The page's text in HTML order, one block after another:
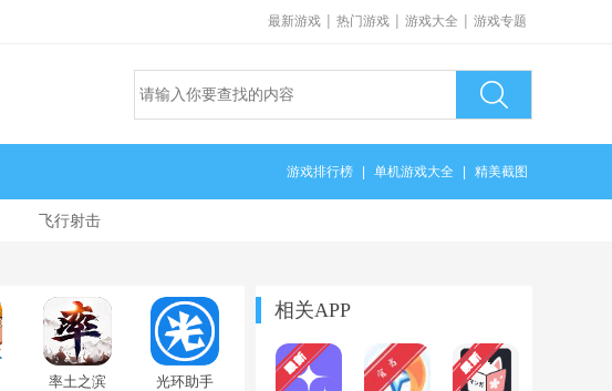
最新游戏 | 热门游戏 | 游戏大全 | 游戏专题
游戏排行榜 单机游戏大全 精美截图
飞行射击
率土之滨
光环助手
相关APP